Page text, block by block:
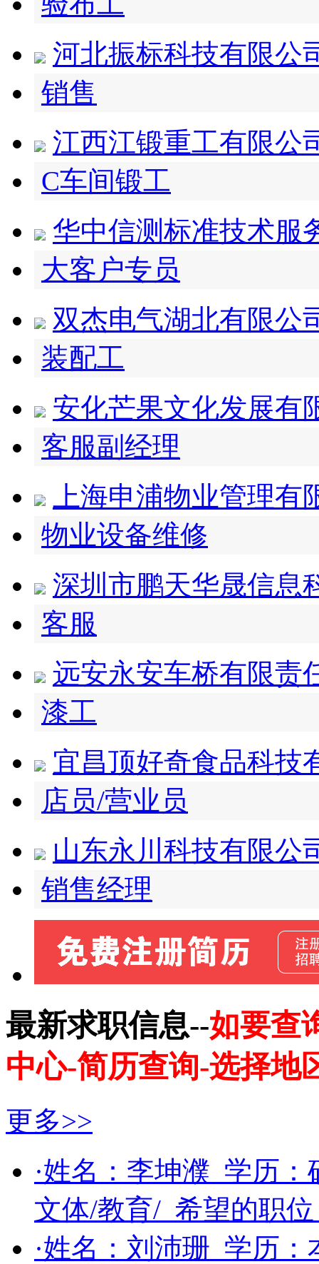
河北振标科技有限公
销售
江西江锻重工有限公
C车间锻工
华中信测标准技术服
大客户专员
双杰电气湖北有限公
装配工
安化芒果文化发展有
客服副经理
上海申浦物业管理有
物业设备维修
深圳市鹏天华晟信息
客服
远安永安车桥有限责
漆工
宜昌顶好奇食品科技
店员/营业员
山东永川科技有限公
销售经理
最新求职信息--如要查
中心-简历查询-选择地
更多>>
·姓名： 李坤濮 学历：
文体/教育/ 希望的职
·姓名： 刘沛珊 学历：